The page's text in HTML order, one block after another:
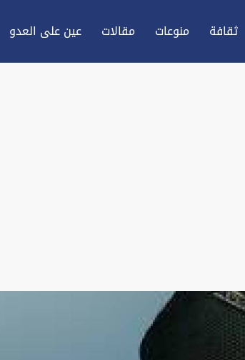
ثقافة منوعات مقالات عين علی العدو